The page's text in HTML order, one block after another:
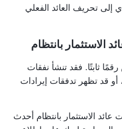
إلى تحريف العائد الفعلي
ثابتًا. فقد تنشأ نفقات
أو قد تظهر تدفقات إيرادات
الاستثمار بانتظام أحدث